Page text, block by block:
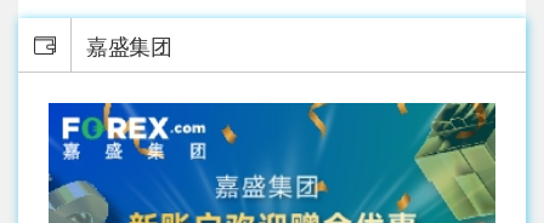
嘉盛集团